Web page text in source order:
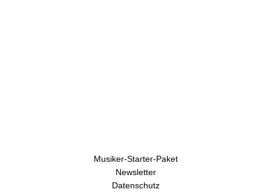
Musiker-Starter-Paket
Newsletter
Datenschutz